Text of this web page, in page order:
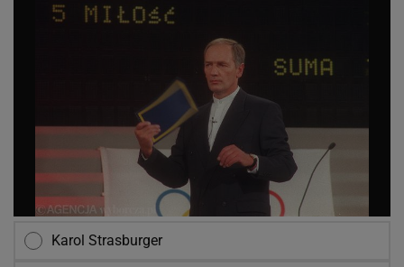
Karol Strasburger